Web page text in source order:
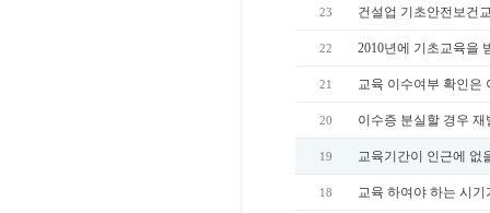
23 건설업 기초안전보건
22 2010년에 기초교육을
21 교육 이수여부 확인은
20 이수증 분실할 경우 재
19 교육기간이 인근에 없
18 교육 하여야 하는 시